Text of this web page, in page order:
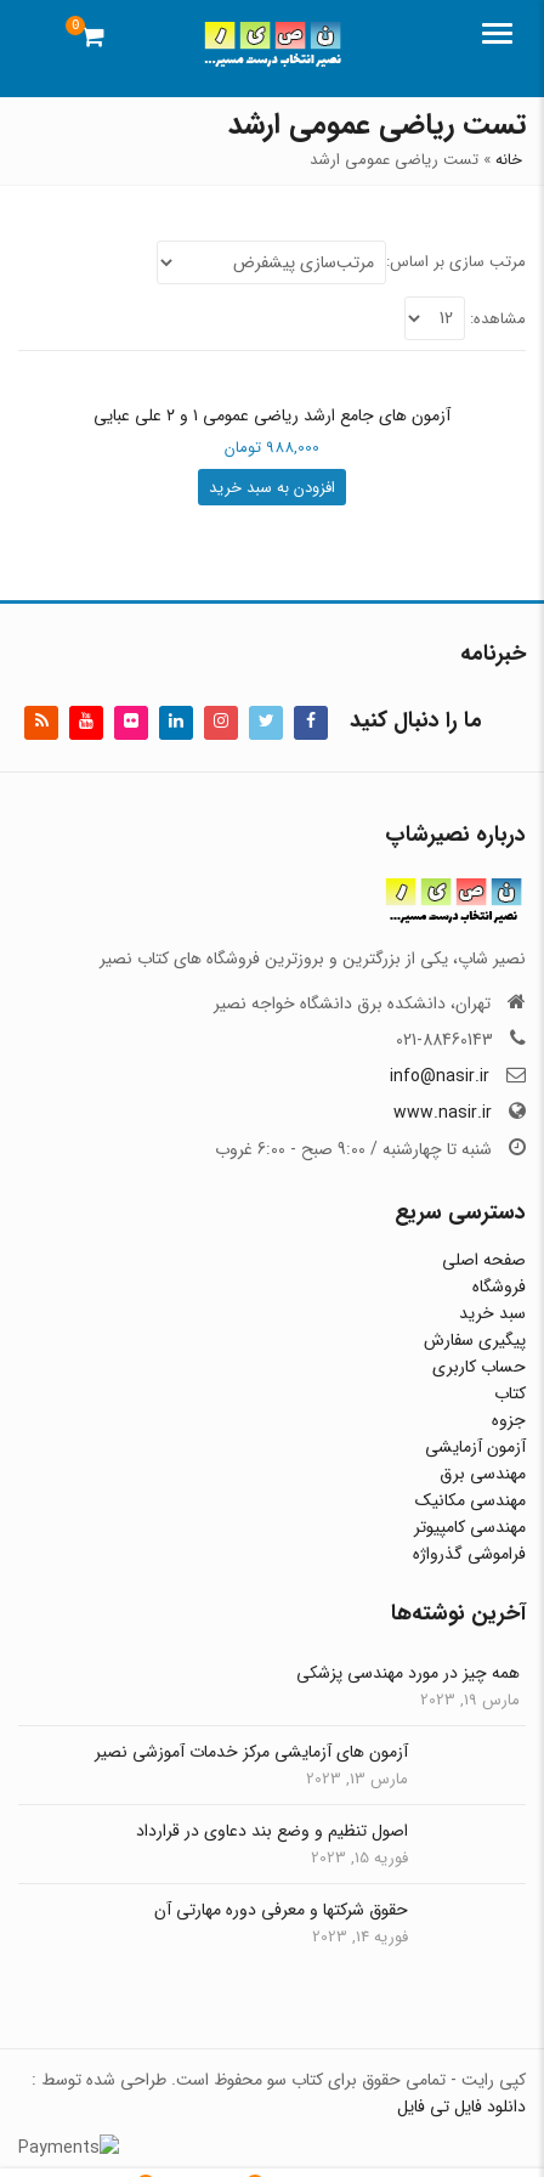
منو 0
تست ریاضی عمومی ارشد
خانه» تست ریاضی عمومی ارشد
مرتب سازی بر اساس:
مشاهده:
آزمون های جامع ارشد ریاضی عمومی ۱ و ۲ علی عبایی
988,000 تومان
افزودن به سبد خرید
خبرنامه
ما را دنبال کنید
درباره نصیرشاپ
نصیر شاپ، یکی از بزرگترین و بروزترین فروشگاه های کتاب نصیر
تهران، دانشکده برق دانشگاه خواجه نصیر
021-88460143
info@nasir.ir
www.nasir.ir
شنبه تا چهارشنبه / 9:00 صبح - 6:00 غروب
دسترسی سریع
صفحه اصلی
فروشگاه
سبد خرید
پیگیری سفارش
حساب کاربری
کتاب
جزوه
آزمون آزمایشی
مهندسی برق
مهندسی مکانیک
مهندسی کامپیوتر
فراموشی گذرواژه
آخرین نوشته‌ها
همه چیز در مورد مهندسی پزشکی
مارس 19, 2023
آزمون های آزمایشی مرکز خدمات آموزشی نصیر
مارس 13, 2023
اصول تنظیم و وضع بند دعاوی در قرارداد
فوریه 15, 2023
حقوق شرکتها و معرفی دوره مهارتی آن
فوریه 14, 2023
کپی رایت - تمامی حقوق برای کتاب سو محفوظ است. طراحی شده توسط :
دانلود فایل تی فایل